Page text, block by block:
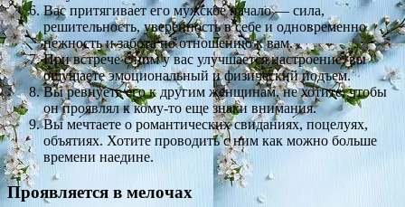
Вас притягивает его мужское начало — сила,
решительность, уверенность в себе и одновременно
нежность и забота по отношению к вам.
При встрече с ним у вас улучшается настроение, вы
ощущаете эмоциональный и физический подъем.
Вы ревнуете его к другим женщинам, не хотите, чтобы
он проявлял к кому-то еще знаки внимания.
Вы мечтаете о романтических свиданиях, поцелуях,
объятиях. Хотите проводить с ним как можно больше
времени наедине.
Проявляется в мелочах